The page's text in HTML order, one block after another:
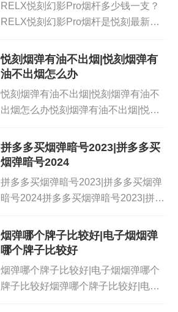
RELX悦刻幻影Pro烟杆多少钱一支？
RELX悦刻幻影Pro烟杆是悦刻最新推
瞩目。它不仅是第一款支持调节功率的
烟杆，而且符合相关规定，成为了悦刻
悦刻烟弹有油不出烟|悦刻烟弹有
油不出烟怎么办
悦刻烟弹有油不出烟|悦刻烟弹有油不
出烟怎么办悦刻烟弹有油不出烟|悦刻
出烟|悦刻烟弹有油不出烟怎么办悦刻
烟弹有油不出烟|悦刻烟弹有油不出烟
拼多多买烟弹暗号2023|拼多多买
烟弹暗号2024
拼多多买烟弹暗号2023|拼多多买烟弹
暗号2024拼多多买烟弹暗号2023|拼多
2023|拼多多买烟弹暗号2024拼多多买
烟弹暗号2023|拼多多买烟弹暗号
烟弹哪个牌子比较好|电子烟烟弹
哪个牌子比较好
烟弹哪个牌子比较好|电子烟烟弹哪个
牌子比较好烟弹哪个牌子比较好|电子